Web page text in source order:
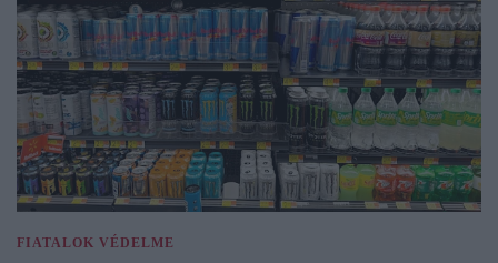
FIATALOK VÉDELME